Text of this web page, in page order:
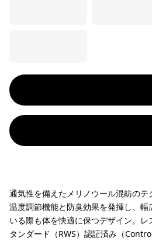
通気性を備えたメリノウール混紡の
温度調節機能と防臭効果を発揮し、
いる際も体を快適に保つデザイン。
タンダード（RWS）認証済み（